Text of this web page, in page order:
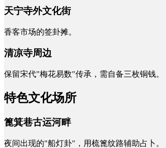
天宁寺外文化街
香客市场的签卦摊。
清凉寺周边
保留宋代"梅花易数"传承，需自备三枚铜钱。
特色文化场所
篦箕巷古运河畔
夜间出现的"船灯卦"，用梳篦纹路辅助占卜。